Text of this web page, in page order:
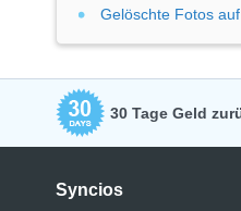
Gelöschte Fotos
30 Tage Geld
Syncios